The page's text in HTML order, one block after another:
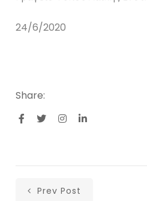
24/6/2020
Share:
Prev Post